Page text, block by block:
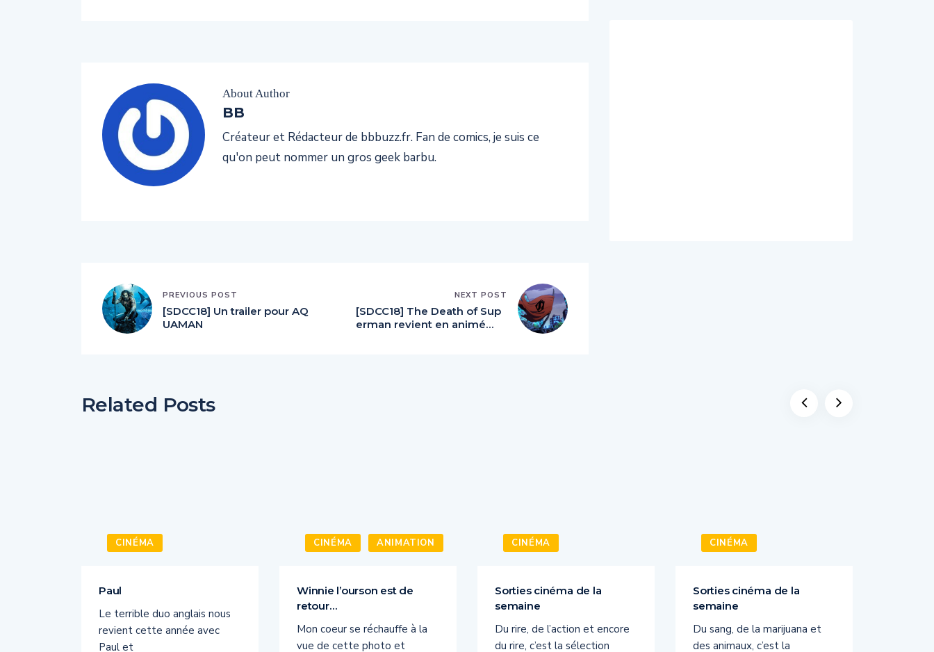
About Author
BB
Créateur et Rédacteur de bbbuzz.fr. Fan de comics, je suis ce
qu'on peut nommer un gros geek barbu.
PREVIOUS POST
[SDCC18] Un trailer pour AQ
UAMAN
NEXT POST
[SDCC18] The Death of Sup
erman revient en animé…
Related Posts
CINÉMA
Paul
Le terrible duo anglais nous
revient cette année avec
Paul et
CINÉMA ANIMATION
Winnie l’ourson est de
retour…
Mon coeur se réchauffe à la
vue de cette photo et
CINÉMA
Sorties cinéma de la
semaine
Du rire, de l’action et encore
du rire, c’est la sélection
CINÉMA
Sorties cinéma de la
semaine
Du sang, de la marijuana et
des animaux, c’est la